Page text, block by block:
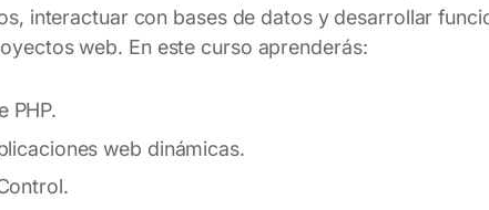
interactuar con bases de datos y desarrollar
web. En este curso aprenderás:
PHP.
web dinámicas.